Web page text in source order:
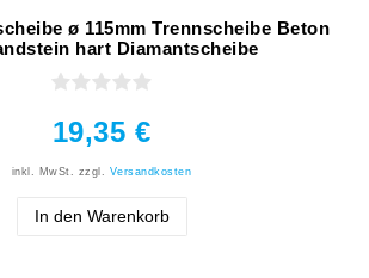
ø 115mm Trennscheibe Beton
hart Diamantscheibe
19,35 €
inkl. MwSt. zzgl. Versandkosten
In den Warenkorb